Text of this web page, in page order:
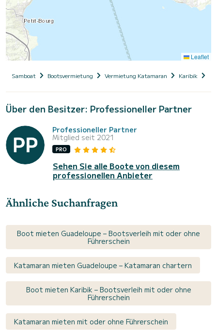
Leaflet
Samboat Bootsvermietung Vermietung Katamaran Karibik
Über den Besitzer: Professioneller Partner
Professioneller Partner
Mitglied seit 2021
PRO
Sehen Sie alle Boote von diesem
professionellen Anbieter
Ähnliche Suchanfragen
Boot mieten Guadeloupe – Bootsverleih mit oder ohne
Führerschein
Katamaran mieten Guadeloupe – Katamaran chartern
Boot mieten Karibik – Bootsverleih mit oder ohne
Führerschein
Katamaran mieten mit oder ohne Führerschein